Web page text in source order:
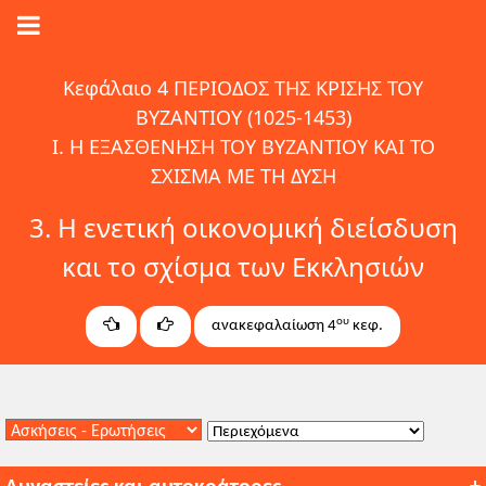
Κεφάλαιο 4 ΠΕΡΙΟΔΟΣ ΤΗΣ ΚΡΙΣΗΣ ΤΟΥ
ΒΥΖΑΝΤΙΟΥ (1025-1453)
I. Η ΕΞΑΣΘΕΝΗΣΗ ΤΟΥ ΒΥΖΑΝΤΙΟΥ ΚΑΙ ΤΟ
ΣΧΙΣΜΑ ΜΕ ΤΗ ΔΥΣΗ
3. Η ενετική οικονομική διείσδυση
και το σχίσμα των Εκκλησιών
ανακεφαλαίωση 4ου κεφ.